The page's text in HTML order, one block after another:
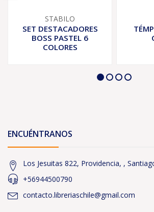
STABILO
SET DESTACADORES
BOSS PASTEL 6
COLORES
ENCUÉNTRANOS
Los Jesuitas 822, Providencia, ,
+56944500790
contacto.libreriaschile@gmail.com